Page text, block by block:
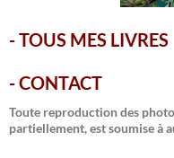
-TOUS MES LIVRES
-CONTACT
Toute reproduction des
partiellement, est soumise à